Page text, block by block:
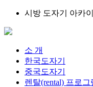
Skip
content
시방 도자기 아카
소 개
한국도자기
중국도자기
렌탈(rental) 프로그